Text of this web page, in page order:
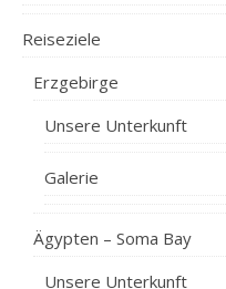
Reiseziele
Erzgebirge
Unsere Unterkunft
Galerie
Ägypten – Soma Bay
Unsere Unterkunft